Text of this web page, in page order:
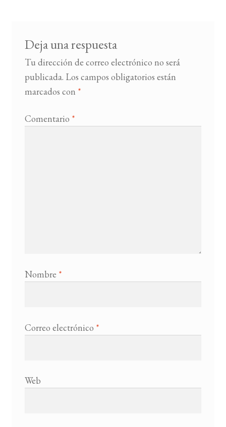
LISTA DE LIBROS
Deja una respuesta
Tu dirección de correo electrónico no será
publicada. Los campos obligatorios están
marcados con *
Comentario *
Nombre *
Correo electrónico *
Web